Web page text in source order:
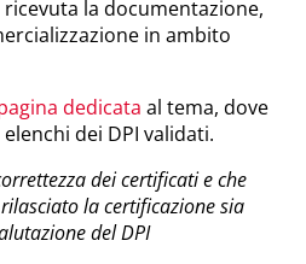
la documentazione,
in ambito
dedicata al tema, dove
dei DPI validati.
dei certificati e che
la certificazione sia
del DPI